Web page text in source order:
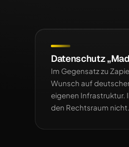
Datenschutz
Im Gegensatz zu
Wunsch auf
eigenen Infrastruktur.
den Rechtsraum nicht.